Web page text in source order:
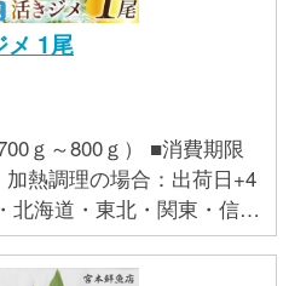
メ 1尾
ｇ） ■消費期限
熱調理の場合：出荷日+4
島 ・クール便配送不可の
宮崎県 日向市 452060877